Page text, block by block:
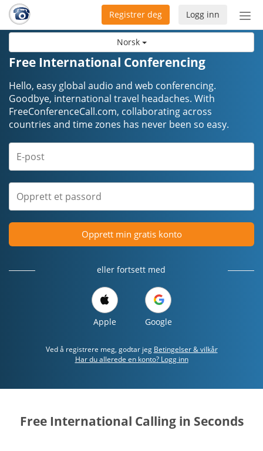
Norsk
Bytt
Logg inn
Registrer deg
Free International Conferencing
Hello, easy global audio and web conferencing.
Goodbye, international travel headaches. ​​​​​​​With
FreeConferenceCall.com, collaborating across
countries and time zones has never been so easy.
Opprett min gratis konto
eller fortsett med
Apple Google
Ved å registrere meg, godtar jeg Betingelser & vilkår
Har du allerede en konto? Logg inn
Free International Calling in Seconds